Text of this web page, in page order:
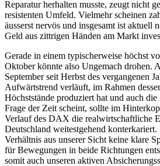
Reparatur herhalten musste, zeugt nicht
resistenten Umfeld. Vielmehr scheinen
äusserst nervös und insgesamt ist aktuell
Geld aus zittrigen Händen am Markt
Gerade in einem typischerweise höchst
Oktober könnte also Ungemach drohen.
September seit Herbst des vergangenen
Aufwärtstrend verläuft, im Rahmen
Höchststände produziert hat und auch
Frage der Zeit scheint, sollte im
Verlauf des DAX die realwirtschaftliche
Deutschland weitestgehend
Verhältnis aus unserer Sicht keine klare
für Bewegungen in beide Richtungen
somit auch unseren aktiven